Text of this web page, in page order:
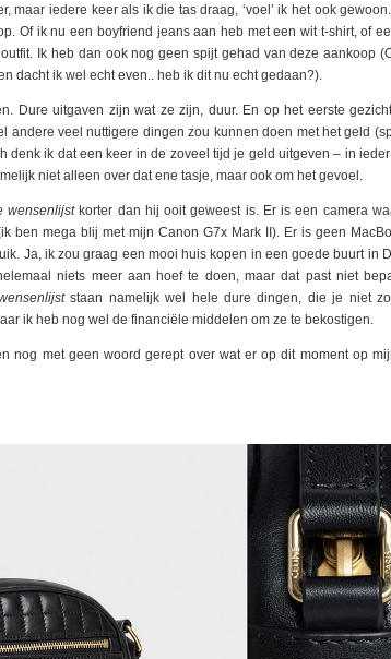
maar iedere keer als ik die tas draag, ‘voel’ ik het ook
Of ik nu een boyfriend jeans aan heb met een wit t-shirt, of
Ik heb dan ook nog geen spijt gehad van deze aankoop
dacht ik wel echt even.. heb ik dit nu echt gedaan?).
Dure uitgaven zijn wat ze zijn, duur. En op het eerste
andere veel nuttigere dingen zou kunnen doen met het geld
denk ik dat een keer in de zoveel tijd je geld uitgeven – in
niet alleen over dat ene tasje, maar ook om het gevoel.
wensenlijstkorter dan hij ooit geweest is. Er is een camera
ben mega blij met mijn Canon G7x Mark II). Er is geen
Ja, ik zou graag een mooi huis kopen in een goede buurt in
niets meer aan hoef te doen, maar dat past niet
staan namelijk wel hele dure dingen, die je niet
ik heb nog wel de financiële middelen om ze te bekostigen.
nog met geen woord gerept over wat er op dit moment op